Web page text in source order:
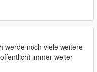
werde noch viele weitere
immer weiter